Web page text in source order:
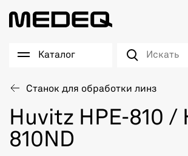
Каталог
Станок для обработки линз
Huvitz HPE-810 /
810ND